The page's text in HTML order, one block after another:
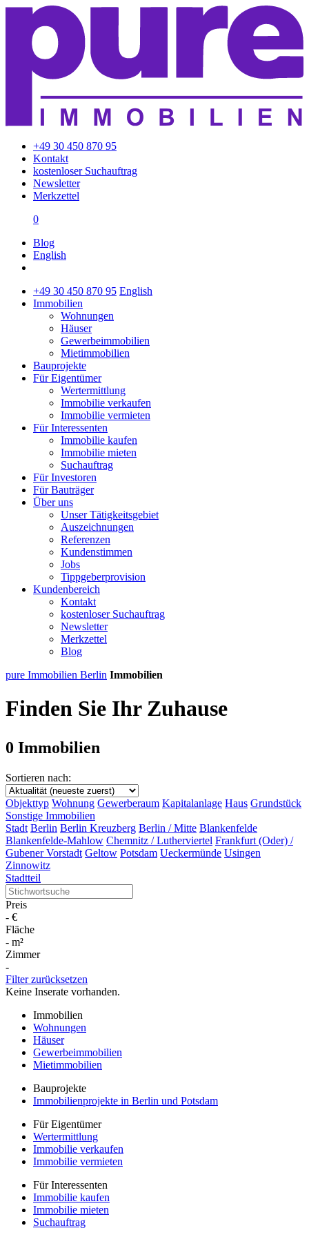
+49 30 450 870 95
Kontakt
kostenloser Suchauftrag
Newsletter
Merkzettel
0
Blog
English
+49 30 450 870 95 English
Immobilien
Wohnungen
Häuser
Gewerbeimmobilien
Mietimmobilien
Bauprojekte
Für Eigentümer
Wertermittlung
Immobilie verkaufen
Immobilie vermieten
Für Interessenten
Immobilie kaufen
Immobilie mieten
Suchauftrag
Für Investoren
Für Bauträger
Über uns
Unser Tätigkeitsgebiet
Auszeichnungen
Referenzen
Kundenstimmen
Jobs
Tippgeberprovision
Kundenbereich
Kontakt
kostenloser Suchauftrag
Newsletter
Merkzettel
Blog
pure Immobilien Berlin Immobilien
Finden Sie Ihr Zuhause
0 Immobilien
Sortieren nach:
Objekttyp Wohnung Gewerberaum Kapitalanlage Haus Grundstück
Sonstige Immobilien
Stadt Berlin Berlin Kreuzberg Berlin / Mitte Blankenfelde
Blankenfelde-Mahlow Chemnitz / Lutherviertel Frankfurt (Oder) /
Gubener Vorstadt Geltow Potsdam Ueckermünde Usingen
Zinnowitz
Stadtteil
Preis
- €
Fläche
- m²
Zimmer
-
Filter zurücksetzen
Keine Inserate vorhanden.
Immobilien
Wohnungen
Häuser
Gewerbeimmobilien
Mietimmobilien
Bauprojekte
Immobilienprojekte in Berlin und Potsdam
Für Eigentümer
Wertermittlung
Immobilie verkaufen
Immobilie vermieten
Für Interessenten
Immobilie kaufen
Immobilie mieten
Suchauftrag